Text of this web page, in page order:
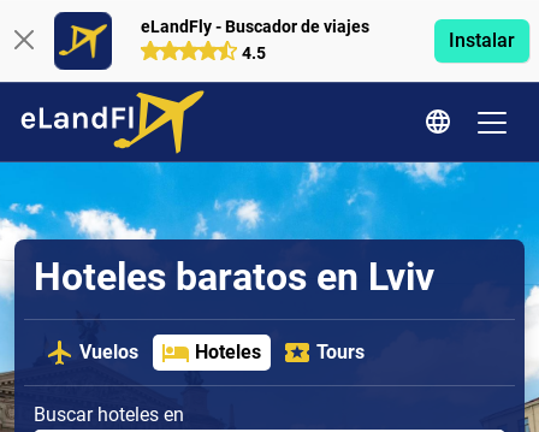
eLandFly - Buscador de viajes
4.5
Instalar
Hoteles baratos en Lviv
Vuelos Hoteles Tours
Buscar hoteles en